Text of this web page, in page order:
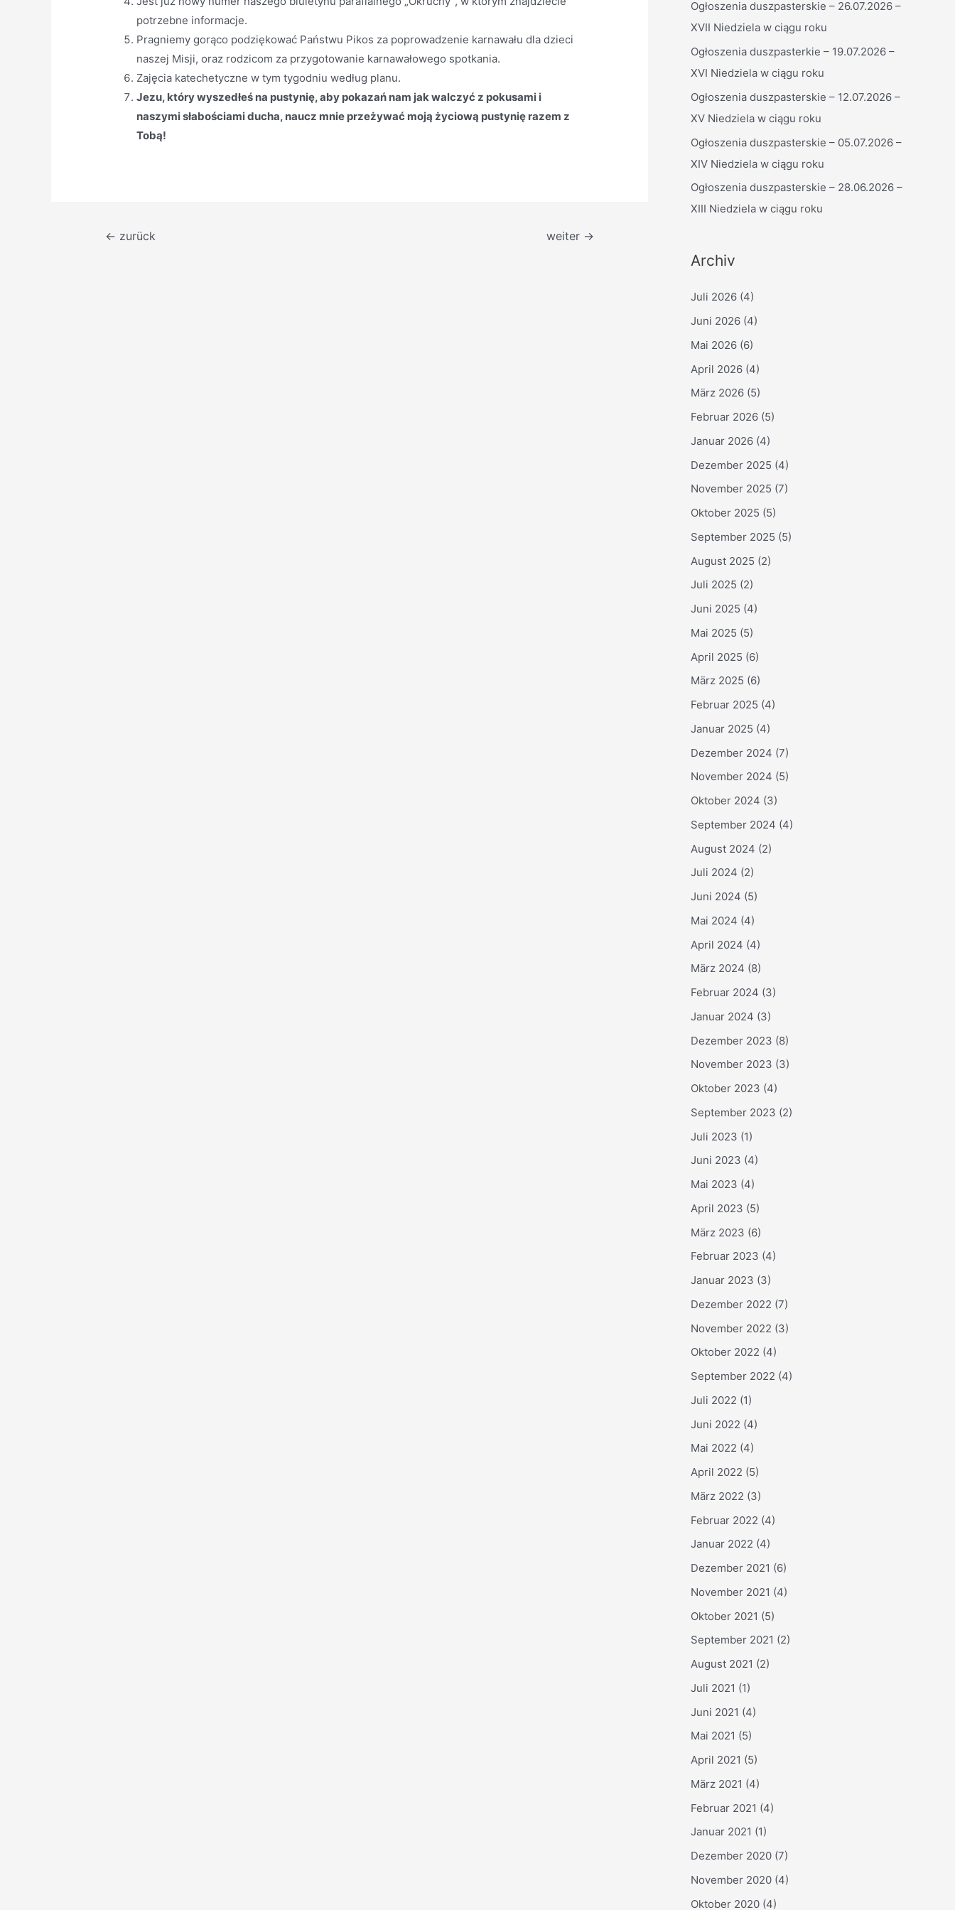
potrzebne informacje.
Pragniemy gorąco podziękować Państwu Pikos za poprowadzenie karnawału dla dzieci
naszej Misji, oraz rodzicom za przygotowanie karnawałowego spotkania.
Zajęcia katechetyczne w tym tygodniu według planu.
Jezu, który wyszedłeś na pustynię, aby pokazań nam jak walczyć z pokusami i
naszymi słabościami ducha, naucz mnie przeżywać moją życiową pustynię razem z
Tobą!
Beitragsnavigation
← zurück weiter →
n
n
a
c
h
:
Ogłoszenia duszpasterskie – 26.07.2026 –
XVII Niedziela w ciągu roku
Ogłoszenia duszpasterkie – 19.07.2026 –
XVI Niedziela w ciągu roku
Ogłoszenia duszpasterskie – 12.07.2026 –
XV Niedziela w ciągu roku
Ogłoszenia duszpasterskie – 05.07.2026 –
XIV Niedziela w ciągu roku
Ogłoszenia duszpasterskie – 28.06.2026 –
XIII Niedziela w ciągu roku
Archiv
Juli 2026 (4)
Juni 2026 (4)
Mai 2026 (6)
April 2026 (4)
März 2026 (5)
Februar 2026 (5)
Januar 2026 (4)
Dezember 2025 (4)
November 2025 (7)
Oktober 2025 (5)
September 2025 (5)
August 2025 (2)
Juli 2025 (2)
Juni 2025 (4)
Mai 2025 (5)
April 2025 (6)
März 2025 (6)
Februar 2025 (4)
Januar 2025 (4)
Dezember 2024 (7)
November 2024 (5)
Oktober 2024 (3)
September 2024 (4)
August 2024 (2)
Juli 2024 (2)
Juni 2024 (5)
Mai 2024 (4)
April 2024 (4)
März 2024 (8)
Februar 2024 (3)
Januar 2024 (3)
Dezember 2023 (8)
November 2023 (3)
Oktober 2023 (4)
September 2023 (2)
Juli 2023 (1)
Juni 2023 (4)
Mai 2023 (4)
April 2023 (5)
März 2023 (6)
Februar 2023 (4)
Januar 2023 (3)
Dezember 2022 (7)
November 2022 (3)
Oktober 2022 (4)
September 2022 (4)
Juli 2022 (1)
Juni 2022 (4)
Mai 2022 (4)
April 2022 (5)
März 2022 (3)
Februar 2022 (4)
Januar 2022 (4)
Dezember 2021 (6)
November 2021 (4)
Oktober 2021 (5)
September 2021 (2)
August 2021 (2)
Juli 2021 (1)
Juni 2021 (4)
Mai 2021 (5)
April 2021 (5)
März 2021 (4)
Februar 2021 (4)
Januar 2021 (1)
Dezember 2020 (7)
November 2020 (4)
Oktober 2020 (4)